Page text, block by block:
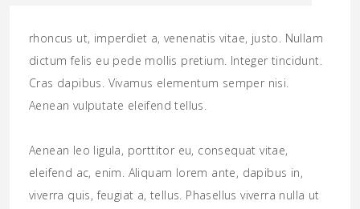
rhoncus ut, imperdiet a, venenatis vitae, justo. Nullam
dictum felis eu pede mollis pretium. Integer tincidunt.
Cras dapibus. Vivamus elementum semper nisi.
Aenean vulputate eleifend tellus.
Aenean leo ligula, porttitor eu, consequat vitae,
eleifend ac, enim. Aliquam lorem ante, dapibus in,
viverra quis, feugiat a, tellus. Phasellus viverra nulla ut